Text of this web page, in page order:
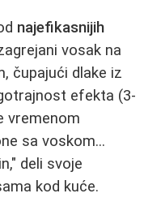
najefikasnijih
vosak na
čupajući dlake iz
efekta (3-
vremenom
sa voskom...
deli svoje
kod kuće.